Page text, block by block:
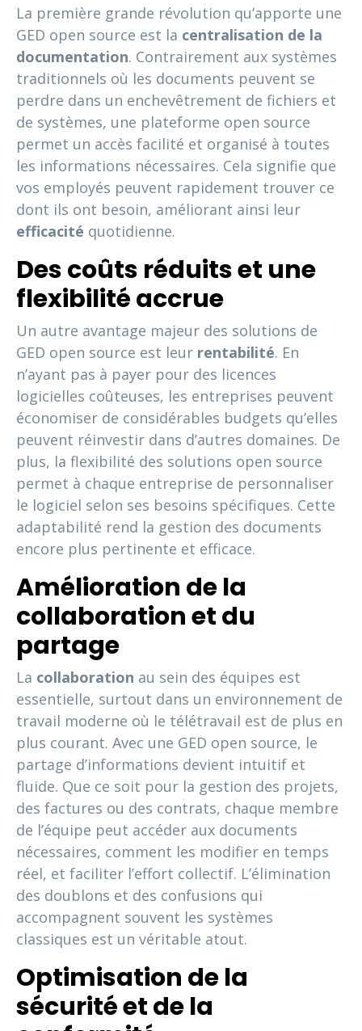
La première grande révolution qu’apporte une
GED open source est la centralisation de la
documentation. Contrairement aux systèmes
traditionnels où les documents peuvent se
perdre dans un enchevêtrement de fichiers et
de systèmes, une plateforme open source
permet un accès facilité et organisé à toutes
les informations nécessaires. Cela signifie que
vos employés peuvent rapidement trouver ce
dont ils ont besoin, améliorant ainsi leur
efficacité quotidienne.
Des coûts réduits et une
flexibilité accrue
Un autre avantage majeur des solutions de
GED open source est leur rentabilité. En
n’ayant pas à payer pour des licences
logicielles coûteuses, les entreprises peuvent
économiser de considérables budgets qu’elles
peuvent réinvestir dans d’autres domaines. De
plus, la flexibilité des solutions open source
permet à chaque entreprise de personnaliser
le logiciel selon ses besoins spécifiques. Cette
adaptabilité rend la gestion des documents
encore plus pertinente et efficace.
Amélioration de la
collaboration et du
partage
La collaboration au sein des équipes est
essentielle, surtout dans un environnement de
travail moderne où le télétravail est de plus en
plus courant. Avec une GED open source, le
partage d’informations devient intuitif et
fluide. Que ce soit pour la gestion des projets,
des factures ou des contrats, chaque membre
de l’équipe peut accéder aux documents
nécessaires, comment les modifier en temps
réel, et faciliter l’effort collectif. L’élimination
des doublons et des confusions qui
accompagnent souvent les systèmes
classiques est un véritable atout.
Optimisation de la
sécurité et de la